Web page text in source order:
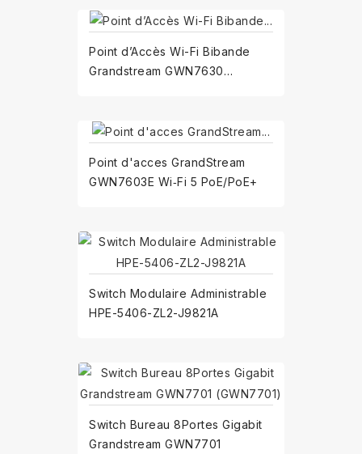
Point d’Accès Wi-Fi Bibande
Grandstream GWN7630
Point d'acces GrandStream
GWN7603E Wi‑Fi 5 PoE/PoE+
Switch Modulaire Administrable
HPE-5406-ZL2-J9821A
Switch Bureau 8Portes Gigabit
Grandstream GWN7701